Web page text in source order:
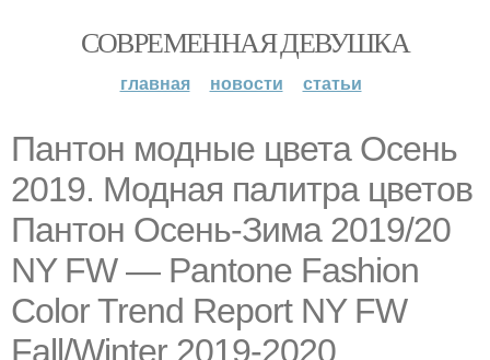
СОВРЕМЕННАЯ ДЕВУШКА
главная новости статьи
Пантон модные цвета Осень
2019. Модная палитра цветов
Пантон Осень-Зима 2019/20
NY FW — Pantone Fashion
Color Trend Report NY FW
Fall/Winter 2019-2020